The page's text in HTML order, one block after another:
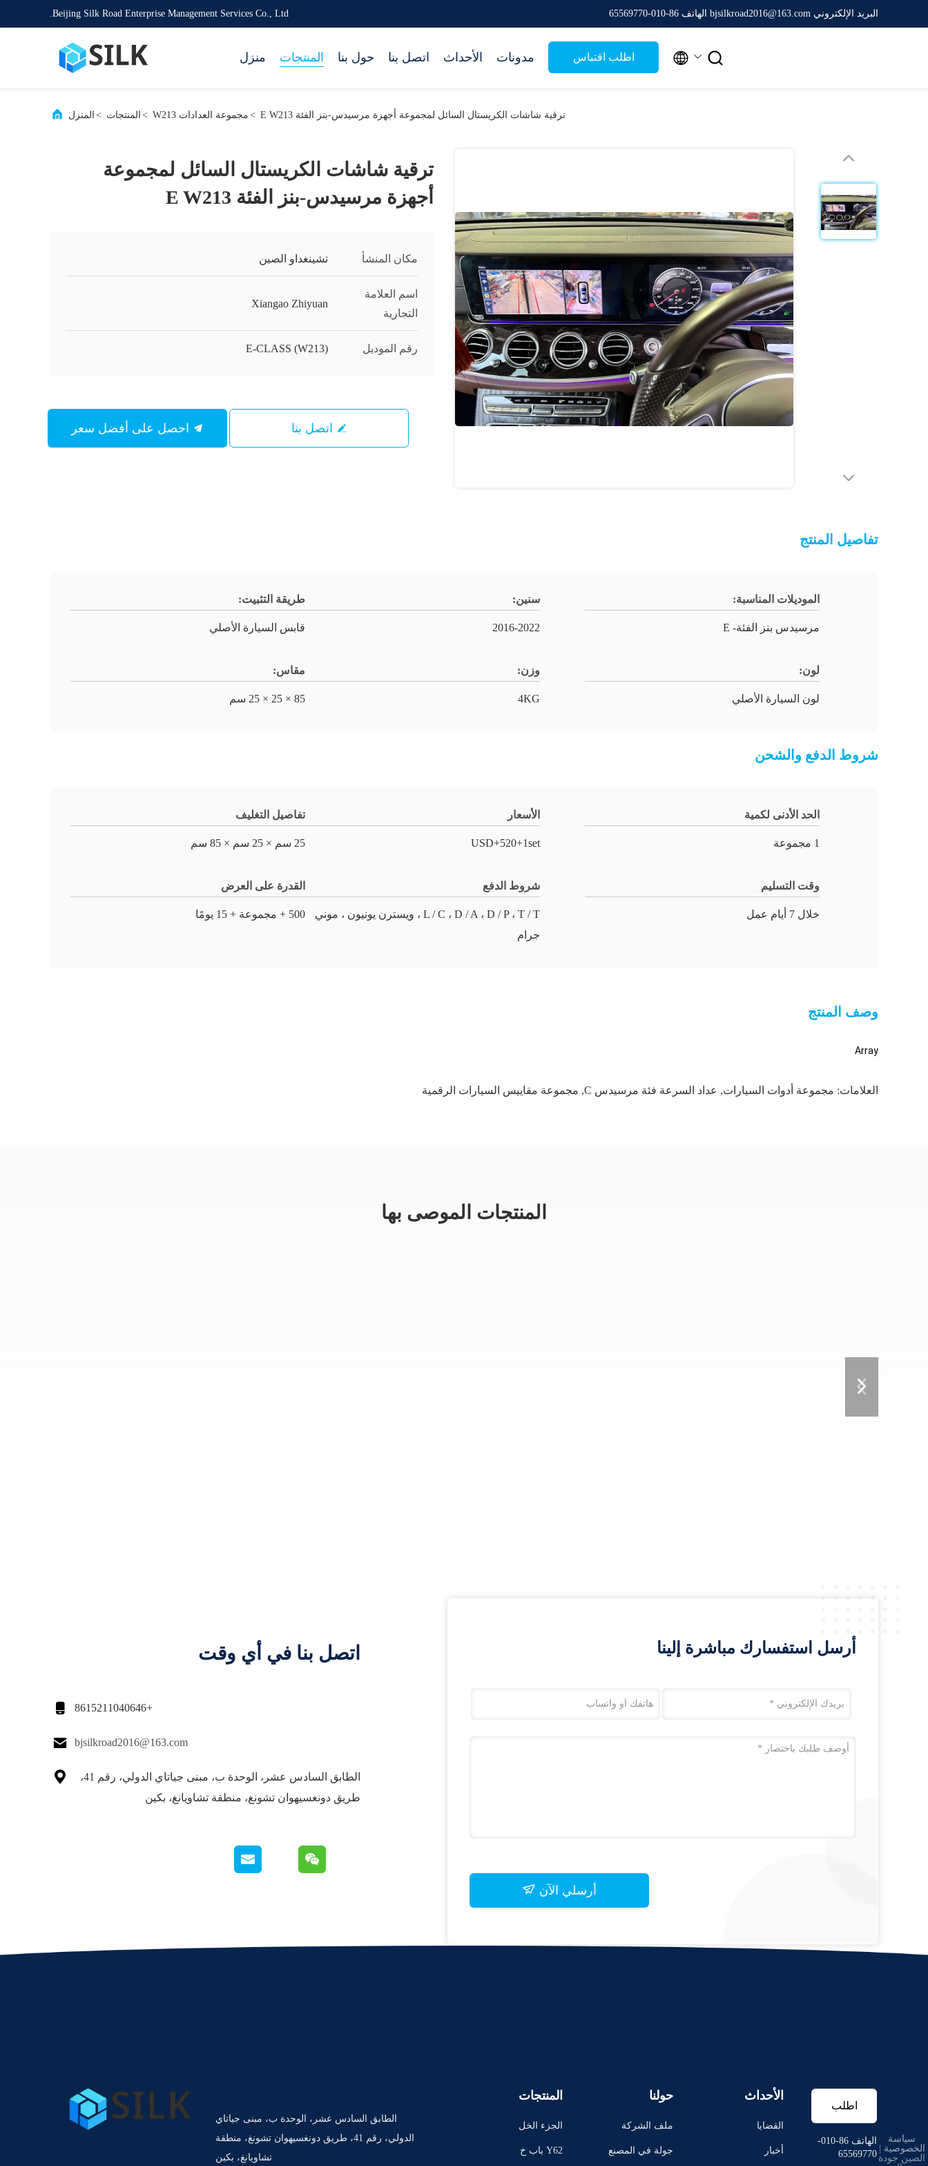
Beijing Silk Road Enterprise Management Services Co., Ltd. البريد الإلكتروني bjsilkroad2016@163.com الهاتف 86-010-65569770
منزل المنتجات حول بنا اتصل بنا الأحداث مدونات اطلب اقتباس  
المنزل > المنتجات > مجموعة العدادات W213 > ترقية شاشات الكريستال السائل لمجموعة أجهزة مرسيدس-بنز الفئة E W213
ترقية شاشات الكريستال السائل لمجموعة
أجهزة مرسيدس-بنز الفئة E W213
مكان المنشأ تشينغداو الصين
اسم العلامة
التجارية
Xiangao Zhiyuan
رقم الموديل E-CLASS (W213)
اتصل بنا
تفاصيل المنتج
الموديلات المناسبة:
مرسيدس بنز الفئة- E
سنين:
2016-2022
طريقة التثبيت:
قابس السيارة الأصلي
لون:
لون السيارة الأصلي
وزن:
4KG
مقاس:
85 × 25 × 25 سم
شروط الدفع والشحن
الحد الأدنى لكمية
1 مجموعة
الأسعار
USD+520+1set
تفاصيل التغليف
25 سم × 25 سم × 85 سم
وقت التسليم
خلال 7 أيام عمل
شروط الدفع
L / C ، D / A ، D / P ، T / T ، ويسترن يونيون ، موني
جرام
القدرة على العرض
500 + مجموعة + 15 يومًا
وصف المنتج
Array
العلامات: مجموعة أدوات السيارات, عداد السرعة فئة مرسيدس C , مجموعة مقاييس السيارات الرقمية
المنتجات الموصى بها
اتصل بنا في أي وقت
 +8615211040646
 bjsilkroad2016@163.com

الطابق السادس عشر، الوحدة ب، مبنى جياتاي الدولي، رقم 41،
طريق دونغسيهوان تشونغ، منطقة تشاويانغ، بكين
أرسل استفسارك مباشرة إلينا
أرسلي الآن
الطابق السادس عشر، الوحدة ب، مبنى جياتاي
الدولي، رقم 41، طريق دونغسيهوان تشونغ، منطقة
تشاويانغ، بكين
المنتجات
الجزء الخل
في من ال
Y62 باب خ
حولنا
ملف الشركة
جولة في المصنع
الأحداث
القضايا
أخبار
اطلب
اقتباس
الهاتف 86-010-
65569770
سياسة
الخصوصية
الصين جودة